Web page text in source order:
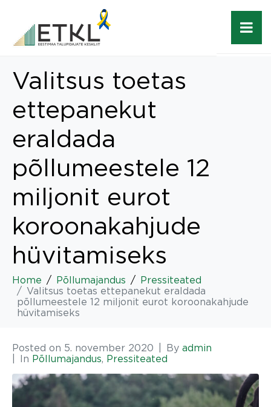
Valitsus toetas
ettepanekut
eraldada
põllumeestele 12
miljonit eurot
koroonakahjude
hüvitamiseks
Home Põllumajandus
Pressiteated
Valitsus toetas ettepanekut eraldada
põllumeestele 12 miljonit eurot koroonakahjude
hüvitamiseks
Posted on 5. november 2020 By admin
In Põllumajandus, Pressiteated